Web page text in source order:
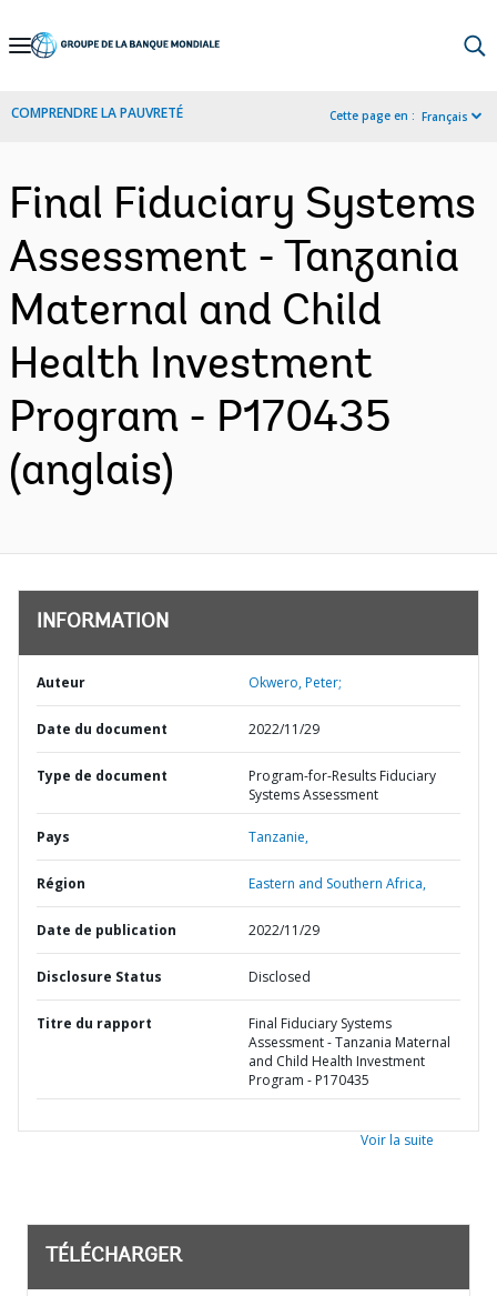
Skip
Navigation
COMPRENDRE LA PAUVRETÉ Cette page en : Français
Final Fiduciary Systems
Assessment - Tanzania
Maternal and Child
Health Investment
Program - P170435
(anglais)
INFORMATION
Auteur Okwero, Peter;
Date du document 2022/11/29
Type de document
Program-for-Results Fiduciary
Systems Assessment
Pays Tanzanie,
Région Eastern and Southern Africa,
Date de publication 2022/11/29
Disclosure Status Disclosed
Titre du rapport
Final Fiduciary Systems
Assessment - Tanzania Maternal
and Child Health Investment
Program - P170435
Voir la suite
TÉLÉCHARGER